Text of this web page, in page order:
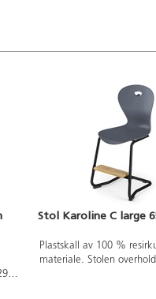
Stol Karoline C large
Plastskall av 100 %
materiale. Stolen